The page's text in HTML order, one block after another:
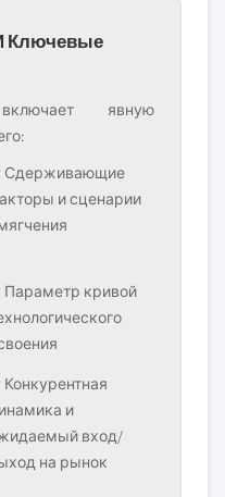
Ключевые
явную
Сдерживающие
и сценарии
кривой
и
вход/
на рынок